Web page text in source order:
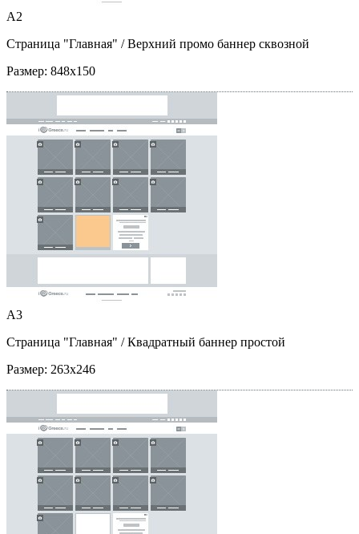
A2
Страница "Главная" / Верхний промо баннер сквозной
Размер: 848x150
A3
Страница "Главная" / Квадратный баннер простой
Размер: 263x246